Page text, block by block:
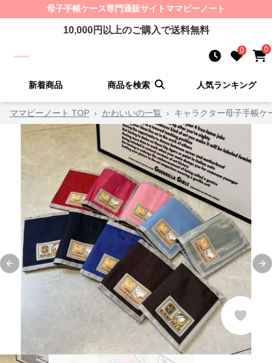
母子手帳ケース専門通販サイト ママビーノート
10,000円以上のご購入で送料無料
0 0
新着商品 商品を検索 人気ランキング
ママビーノート TOP › かわいいの一覧 › キャラクター母子手帳ケ
Previous slide